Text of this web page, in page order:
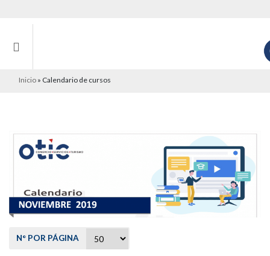
Inicio » Calendario de cursos
N° POR PÁGINA